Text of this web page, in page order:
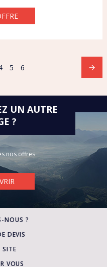
5 6
UN AUTRE
?
nos offres
NOUS ?
DEVIS
SITE
VOUS